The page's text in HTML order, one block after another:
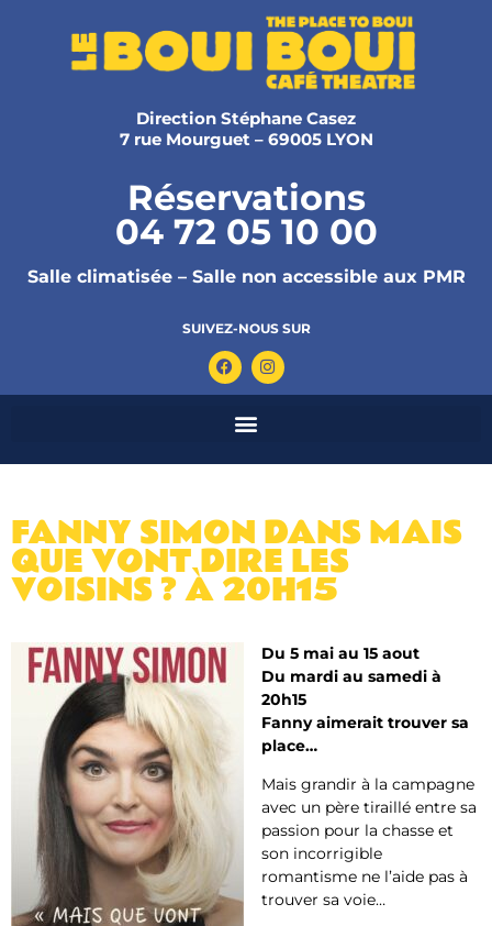
Direction Stéphane Casez
7 rue Mourguet – 69005 LYON
Réservations
04 72 05 10 00
Salle climatisée – Salle non accessible aux PMR
SUIVEZ-NOUS SUR
FANNY SIMON DANS MAIS
QUE VONT DIRE LES
VOISINS ? À 20H15
Du 5 mai au 15 aout
Du mardi au samedi à
20h15
Fanny aimerait trouver sa
place…
Mais grandir à la campagne
avec un père tiraillé entre sa
passion pour la chasse et
son incorrigible
romantisme ne l’aide pas à
trouver sa voie…